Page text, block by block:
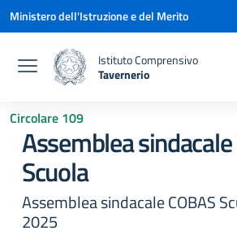
Vai ai contenuti
Vai al menu di navigazione
Vai al footer
Ministero dell'Istruzione e del Merito
Istituto Comprensivo
Tavernerio
Circolare 109
Assemblea sindacale
Scuola
Assemblea sindacale COBAS
2025